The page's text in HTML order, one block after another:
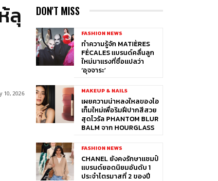
ลุ
10, 2026
DON'T MISS
FASHION NEWS
ทำความรู้จัก MATIÈRES
FÉCALES แบรนด์คลื่นลูก
ใหม่มาแรงที่ชื่อแปลว่า
‘อุจจาระ’
MAKEUP & NAILS
เผยความน่าหลงใหลของไอ
เท็มใหม่เพื่อริมฝีปากสีสวย
สุดไวรัล PHANTOM BLUR
BALM จาก HOURGLASS
FASHION NEWS
CHANEL ยังคงรักษาแชมป์
แบรนด์ยอดนิยมอันดับ 1
ประจำไตรมาสที่ 2 ของปี